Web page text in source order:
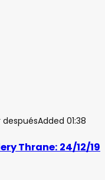
despuésAdded 01:38
Thrane: 24/12/19